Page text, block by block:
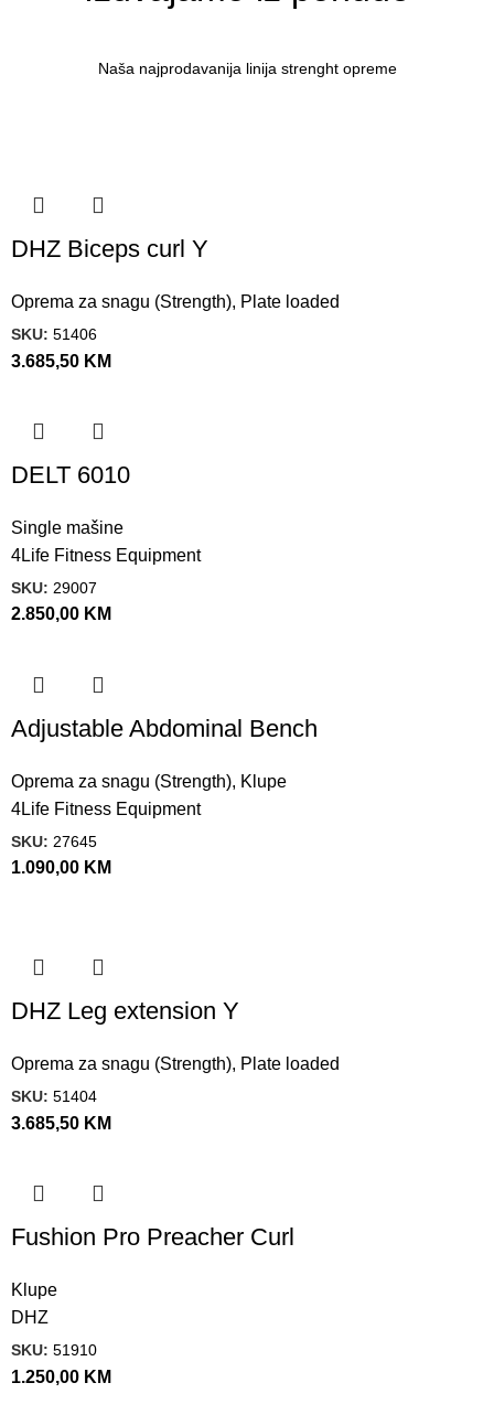
Naša najprodavanija linija strenght opreme
DHZ Biceps curl Y
Oprema za snagu (Strength), Plate loaded
SKU: 51406
3.685,50 KM
DELT 6010
Single mašine
4Life Fitness Equipment
SKU: 29007
2.850,00 KM
Adjustable Abdominal Bench
Oprema za snagu (Strength), Klupe
4Life Fitness Equipment
SKU: 27645
1.090,00 KM
DHZ Leg extension Y
Oprema za snagu (Strength), Plate loaded
SKU: 51404
3.685,50 KM
Fushion Pro Preacher Curl
Klupe
DHZ
SKU: 51910
1.250,00 KM